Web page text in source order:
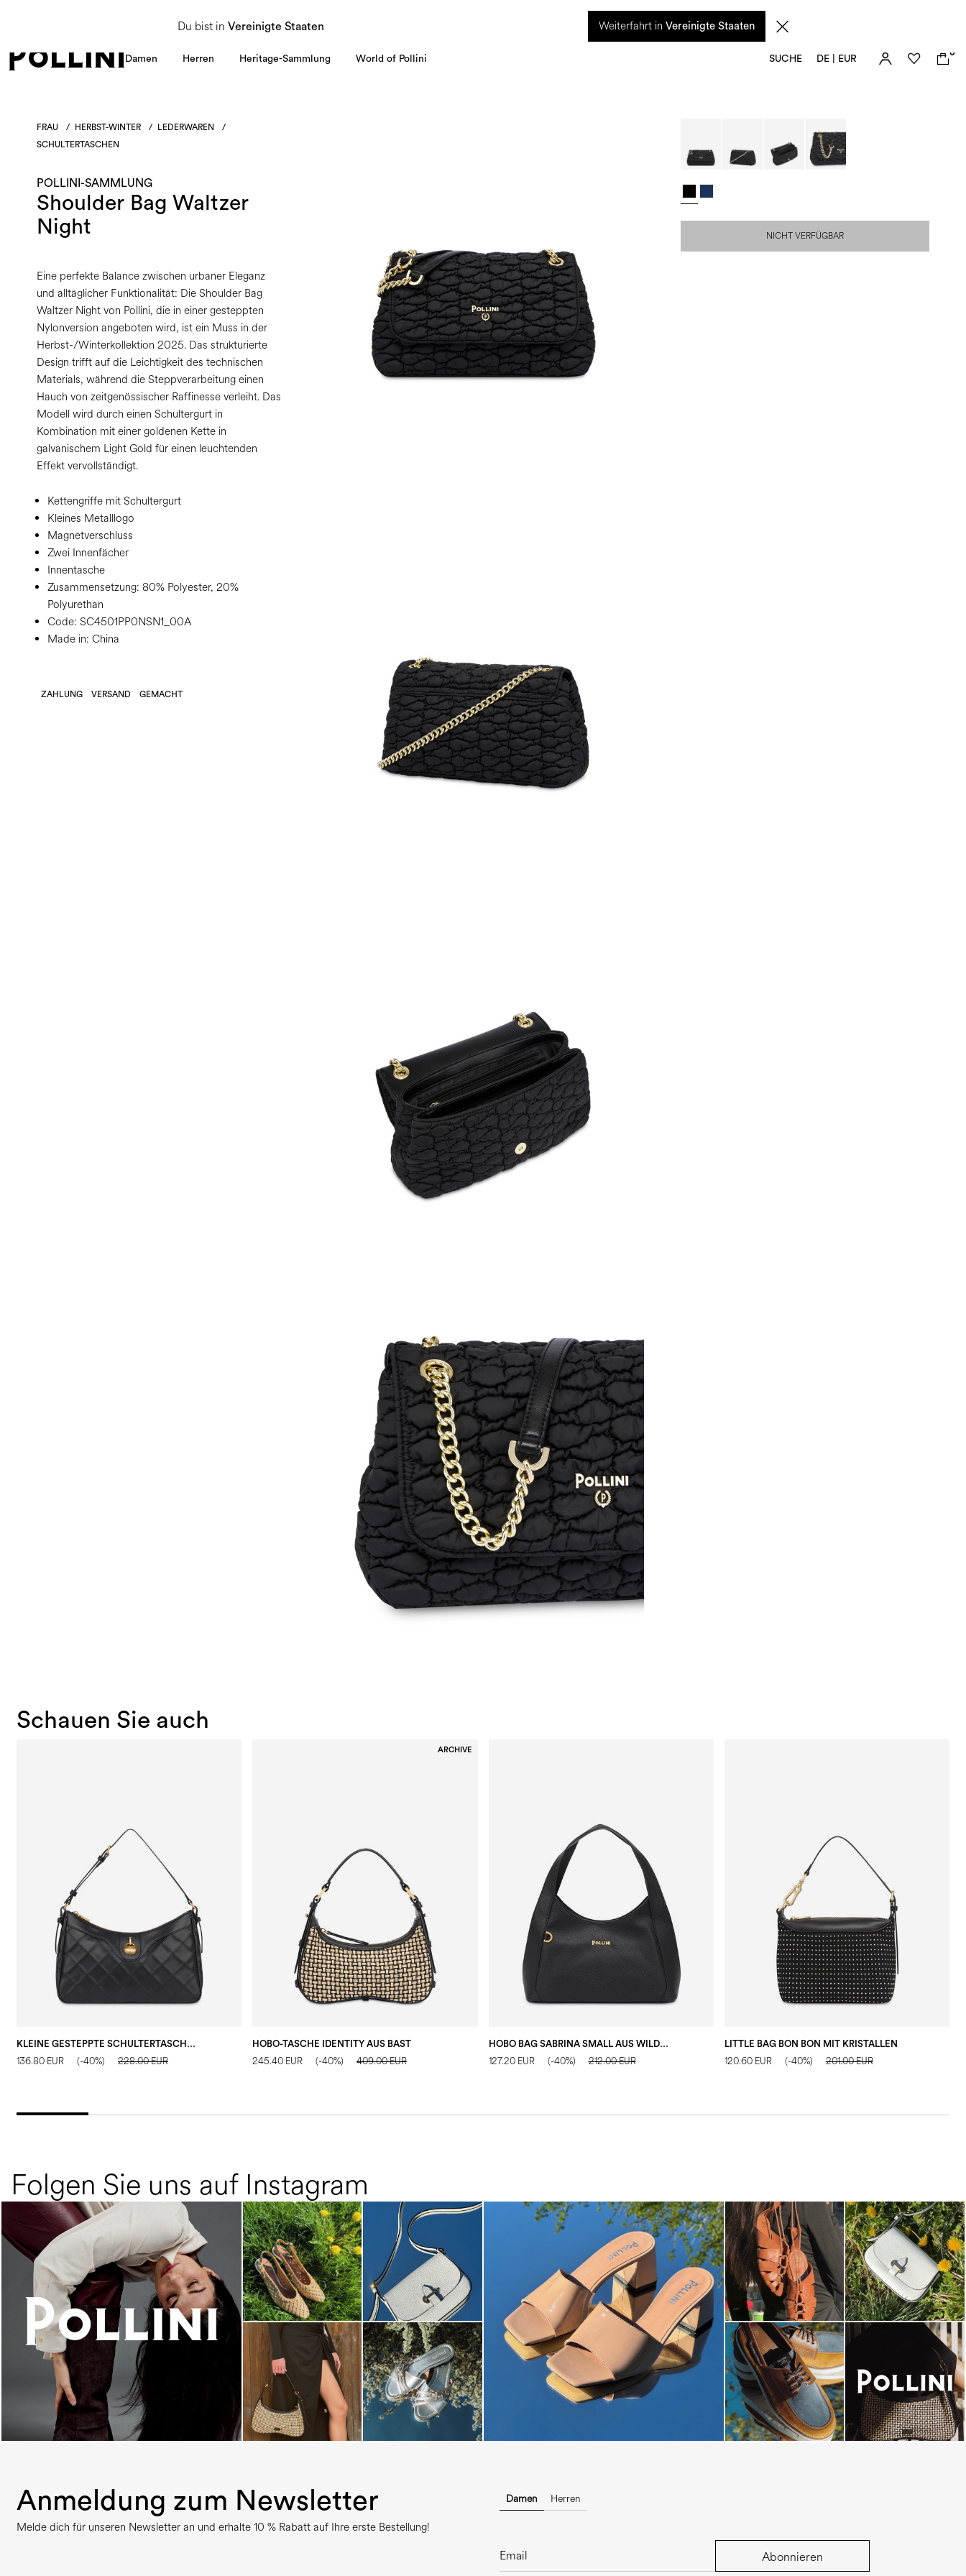
Du bist in Vereinigte Staaten Weiterfahrt in Vereinigte Staaten
NUTZEN SIE DEN SALE UND ENTDECKEN SIE DIE NEUE HERBST/WINTER 2026 KOLLEKTION. Vom 8. bis 16. August ist unser Kundenservice nicht erreichbar. Alle in diesem Zeitraum eingehenden Anfragen sowie mögliche Versandverzögerungen
Damen Herren Heritage-Sammlung World of Pollini SUCHE DE | EUR
0
FRAU / HERBST-WINTER / LEDERWAREN
/
SCHULTERTASCHEN
POLLINI-SAMMLUNG
Shoulder Bag Waltzer
Night
Eine perfekte Balance zwischen urbaner Eleganz
und alltäglicher Funktionalität: Die Shoulder Bag
Waltzer Night von Pollini, die in einer gesteppten
Nylonversion angeboten wird, ist ein Muss in der
Herbst-/Winterkollektion 2025. Das strukturierte
Design trifft auf die Leichtigkeit des technischen
Materials, während die Steppverarbeitung einen
Hauch von zeitgenössischer Raffinesse verleiht. Das
Modell wird durch einen Schultergurt in
Kombination mit einer goldenen Kette in
galvanischem Light Gold für einen leuchtenden
Effekt vervollständigt.
Kettengriffe mit Schultergurt
Kleines Metalllogo
Magnetverschluss
Zwei Innenfächer
Innentasche
Zusammensetzung: 80% Polyester, 20%
Polyurethan
Code: SC4501PP0NSN1_00A
Made in: China
ZAHLUNG VERSAND GEMACHT
NICHT VERFÜGBAR
Schauen Sie auch
KLEINE GESTEPPTE SCHULTERTASCHE AUS KUNSTLEDER
136.80 EUR (-40%) 228.00 EUR
ARCHIVE
HOBO-TASCHE IDENTITY AUS BAST
245.40 EUR (-40%) 409.00 EUR
HOBO BAG SABRINA SMALL AUS WILDLEDERIMITAT
127.20 EUR (-40%) 212.00 EUR
LITTLE BAG BON BON MIT KRISTALLEN
120.60 EUR (-40%) 201.00 EUR
Folgen Sie uns auf Instagram
An ode to the house’s vibrant Italian roots, the
new...
The most-wanted mules and sandals are now on
sale. ...
Anmeldung zum Newsletter
Melde dich für unseren Newsletter an und erhalte 10 % Rabatt auf Ihre erste Bestellung!
Damen Herren
Abonnieren